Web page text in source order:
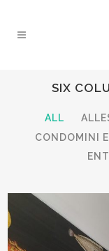
SIX
ALL
CONDOMINI